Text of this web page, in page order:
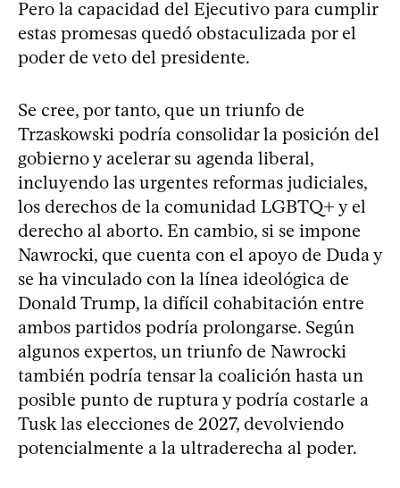
Pero la capacidad del Ejecutivo para cumplir
estas promesas quedó obstaculizada por el
poder de veto del presidente.
Se cree, por tanto, que un triunfo de
Trzaskowski podría consolidar la posición del
gobierno y acelerar su agenda liberal,
incluyendo las urgentes reformas judiciales,
los derechos de la comunidad LGBTQ+ y el
derecho al aborto. En cambio, si se impone
Nawrocki, que cuenta con el apoyo de Duda y
se ha vinculado con la línea ideológica de
Donald Trump, la difícil cohabitación entre
ambos partidos podría prolongarse. Según
algunos expertos, un triunfo de Nawrocki
también podría tensar la coalición hasta un
posible punto de ruptura y podría costarle a
Tusk las elecciones de 2027, devolviendo
potencialmente a la ultraderecha al poder.